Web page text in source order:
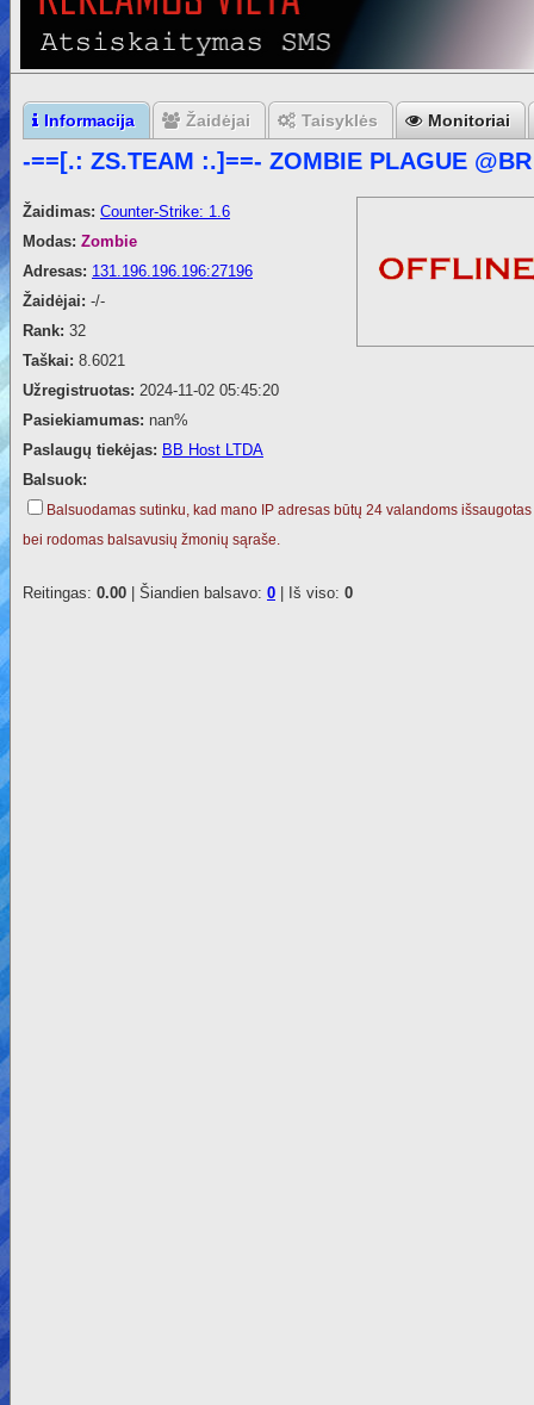
Informacija Žaidėjai Taisyklės Monitoriai
-==[.: ZS.TEAM :.]==- ZOMBIE PLAGUE
Žaidimas: Counter-Strike: 1.6
Modas: Zombie
Adresas: 131.196.196.196:27196
Žaidėjai: -/-
Rank: 32
Taškai: 8.6021
Užregistruotas: 2024-11-02 05:45:20
Pasiekiamumas: nan%
Paslaugų tiekėjas: BB Host LTDA
Balsuok:
Balsuodamas sutinku, kad mano IP adresas būtų 24 valandoms išsaugotas
bei rodomas balsavusių žmonių sąraše.
Reitingas: 0.00 | Šiandien balsavo: 0 | Iš viso: 0